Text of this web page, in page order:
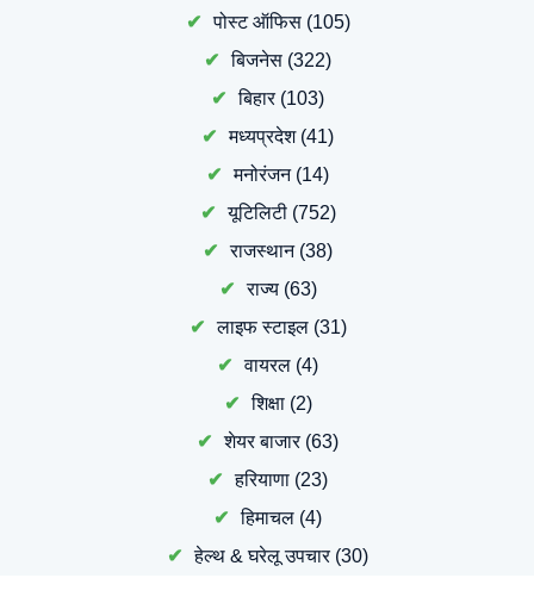
पोस्ट ऑफिस(105)
बिजनेस (322)
बिहार(103)
मध्यप्रदेश(41)
मनोरंजन(14)
यूटिलिटी(752)
राजस्थान(38)
राज्य(63)
लाइफ स्टाइल(31)
वायरल (4)
शिक्षा(2)
शेयर बाजार(63)
हरियाणा (23)
हिमाचल (4)
हेल्थ & घरेलू उपचार(30)